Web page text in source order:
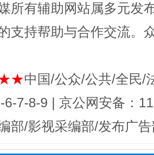
所有辅助网站属多元发
支持帮助与合作交流。
中国/公众/公共/全民/
6-7-8-9 | 京公网安备：
部/影视采编部/发布广